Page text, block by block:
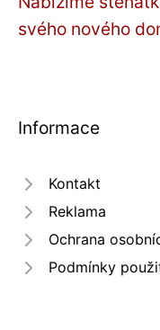
svého nového
Informace
Kontakt
Reklama
Ochrana
Podmínky